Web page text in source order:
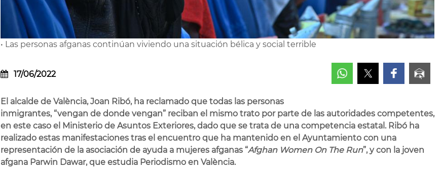
• Las personas afganas continúan viviendo una situación bélica y social terrible
17/06/2022
El alcalde de València, Joan Ribó, ha reclamado que todas las personas
inmigrantes, “vengan de donde vengan” reciban el mismo trato por parte de las autoridades competentes,
en este caso el Ministerio de Asuntos Exteriores, dado que se trata de una competencia estatal. Ribó ha
realizado estas manifestaciones tras el encuentro que ha mantenido en el Ayuntamiento con una
representación de la asociación de ayuda a mujeres afganas “Afghan Women On The Run”, y con la joven
afgana Parwin Dawar, que estudia Periodismo en València.